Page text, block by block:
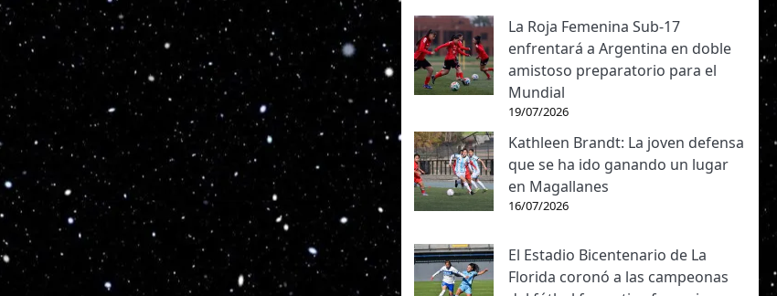
La Roja Femenina Sub-17
enfrentará a Argentina en doble
amistoso preparatorio para el
Mundial
19/07/2026
Kathleen Brandt: La joven defensa
que se ha ido ganando un lugar
en Magallanes
16/07/2026
El Estadio Bicentenario de La
Florida coronó a las campeonas